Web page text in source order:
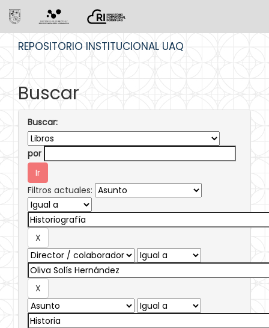
REPOSITORIO INSTITUCIONAL UAQ
Buscar
Buscar:
por
Filtros actuales: